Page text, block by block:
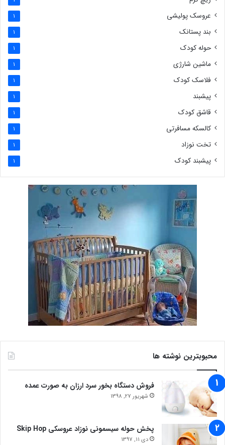
عروسک پولیشی 1
بند پستانک 1
حوله کودک 1
ماشین شارژی 1
فلاسک کودک 1
پیشبند 1
قاشق کودک 1
کالسکه مسافرتی 1
تخت نوزاد 1
پیشبند کودک 1
محبوبترین نوشته ها
فروش دستگاه بخور سرد ارزان به صورت عمده
شهریور 27, 1398
پخش حوله سیسمونی نوزاد عروسکی Skip Hop
دی 11, 1397